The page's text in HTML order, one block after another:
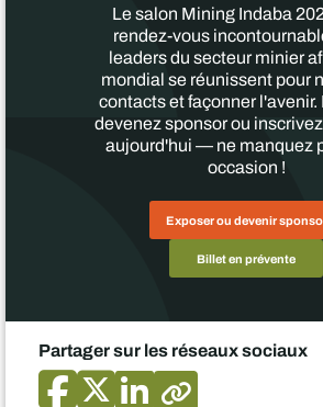
Le salon Mining Indaba
rendez-vous
leaders du secteur minier
mondial se réunissent pour
contacts et façonner l'avenir.
devenez sponsor ou
aujourd'hui — ne manquez
occasion !
Exposer ou devenir
Billet en prévente
Partager sur les réseaux sociaux